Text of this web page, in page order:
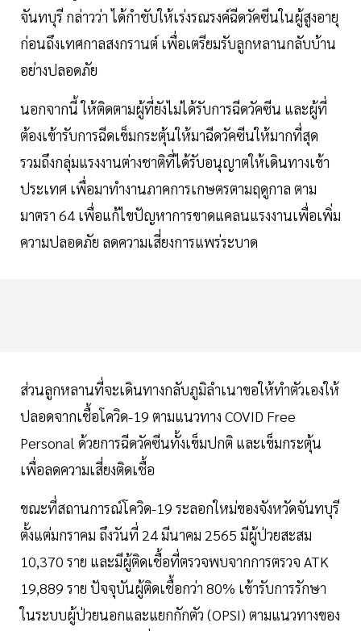
จันทบุรี กล่าวว่า ได้กำชับให้เร่งรณรงค์ฉีดวัคซีนในผู้สูงอายุ
ก่อนถึงเทศกาลสงกรานต์ เพื่อเตรียมรับลูกหลานกลับบ้าน
อย่างปลอดภัย
นอกจากนี้ ให้ติดตามผู้ที่ยังไม่ได้รับการฉีดวัคซีน และผู้ที่
ต้องเข้ารับการฉีดเข็มกระตุ้นให้มาฉีดวัคซีนให้มากที่สุด
รวมถึงกลุ่มแรงงานต่างชาติที่ได้รับอนุญาตให้เดินทางเข้า
ประเทศ เพื่อมาทำงานภาคการเกษตรตามฤดูกาล ตาม
มาตรา 64 เพื่อแก้ไขปัญหาการขาดแคลนแรงงานเพื่อเพิ่ม
ความปลอดภัย ลดความเสี่ยงการแพร่ระบาด
ส่วนลูกหลานที่จะเดินทางกลับภูมิลำเนาขอให้ทำตัวเองให้
ปลอดจากเชื้อโควิด-19 ตามแนวทาง COVID Free
Personal ด้วยการฉีดวัคซีนทั้งเข็มปกติ และเข็มกระตุ้น
เพื่อลดความเสี่ยงติดเชื้อ
ขณะที่สถานการณ์โควิด-19 ระลอกใหม่ของจังหวัดจันทบุรี
ตั้งแต่มกราคม ถึงวันที่ 24 มีนาคม 2565 มีผู้ป่วยสะสม
10,370 ราย และมีผู้ติดเชื้อที่ตรวจพบจากการตรวจ ATK
19,889 ราย ปัจจุบันผู้ติดเชื้อกว่า 80% เข้ารับการรักษา
ในระบบผู้ป่วยนอกและแยกกักตัว (OPSI) ตามแนวทางของ